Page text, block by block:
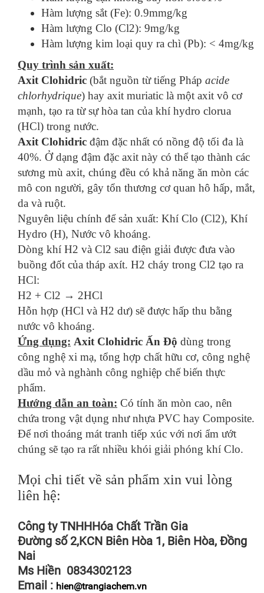
Hàm lượng sắt (Fe): 0.9mmg/kg
Hàm lượng Clo (Cl2): 9mg/kg
Hàm lượng kim loại quy ra chì (Pb): < 4mg/kg
Quy trình sản xuất:
Axit Clohidric (bắt nguồn từ tiếng Pháp acide
chlorhydrique) hay axit muriatic là một axit vô cơ
mạnh, tạo ra từ sự hòa tan của khí hydro clorua
(HCl) trong nước.
Axit Clohidric đậm đặc nhất có nồng độ tối đa là
40%. Ở dạng đậm đặc axit này có thể tạo thành các
sương mù axit, chúng đều có khả năng ăn mòn các
mô con người, gây tổn thương cơ quan hô hấp, mắt,
da và ruột.
Nguyên liệu chính để sản xuất: Khí Clo (Cl2), Khí
Hydro (H), Nước vô khoáng.
Dòng khí H2 và Cl2 sau điện giải được đưa vào
buồng đốt của tháp axít. H2 cháy trong Cl2 tạo ra
HCl:
H2 + Cl2 → 2HCl
Hỗn hợp (HCl và H2 dư) sẽ được hấp thu bằng
nước vô khoáng.
Ứng dụng: Axit Clohidric Ấn Độ dùng trong
công nghệ xi mạ, tổng hợp chất hữu cơ, công nghệ
dầu mỏ và nghành công nghiệp chế biến thực
phẩm.
Hướng dẫn an toàn: Có tính ăn mòn cao, nên
chứa trong vật dụng như nhựa PVC hay Composite.
Để nơi thoáng mát tranh tiếp xúc với nơi ẩm ướt
chúng sẽ tạo ra rất nhiều khói giải phóng khí Clo.
Mọi chi tiết về sản phẩm xin vui lòng
liên hệ:
Công ty TNHHHóa Chất Trần Gia
Đường số 2,KCN Biên Hòa 1, Biên Hòa, Đồng
Nai
Ms Hiền 0834302123
Email : hien@trangiachem.vn